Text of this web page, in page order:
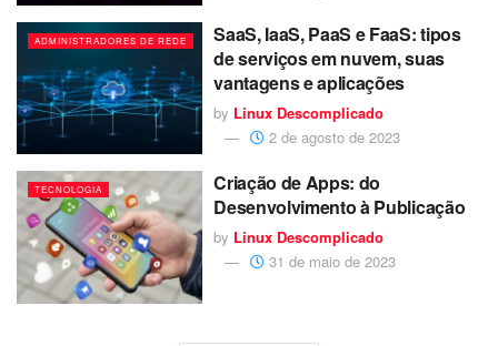
ADMINISTRADORES DE REDE
SaaS, IaaS, PaaS e FaaS: tipos
de serviços em nuvem, suas
vantagens e aplicações
by Linux Descomplicado
2 de agosto de 2023
TECNOLOGIA
Criação de Apps: do
Desenvolvimento à Publicação
by Linux Descomplicado
31 de maio de 2023